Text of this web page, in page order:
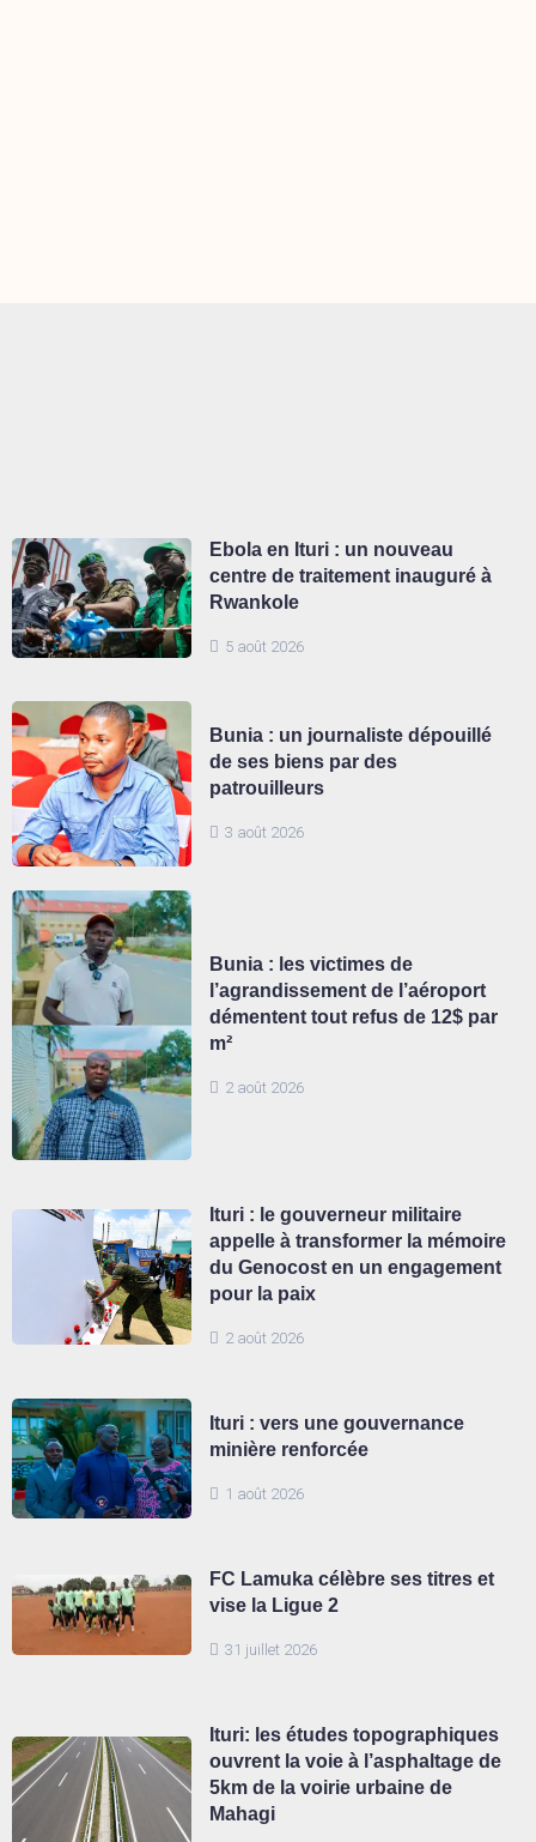
5 août 2026
Ebola en Ituri : un nouveau
centre de traitement inauguré à
Rwankole
3 août 2026
Bunia : un journaliste dépouillé
de ses biens par des
patrouilleurs
2 août 2026
Bunia : les victimes de
l’agrandissement de l’aéroport
démentent tout refus de 12$ par
m²
2 août 2026
Ituri : le gouverneur militaire
appelle à transformer la mémoire
du Genocost en un engagement
pour la paix
1 août 2026
Ituri : vers une gouvernance
minière renforcée
31 juillet 2026
FC Lamuka célèbre ses titres et
vise la Ligue 2
Ituri: les études topographiques
ouvrent la voie à l’asphaltage de
5km de la voirie urbaine de
Mahagi